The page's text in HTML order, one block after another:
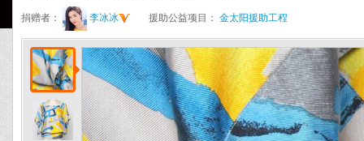
捐赠者： 李冰冰 援助公益项目： 金太阳援助工程